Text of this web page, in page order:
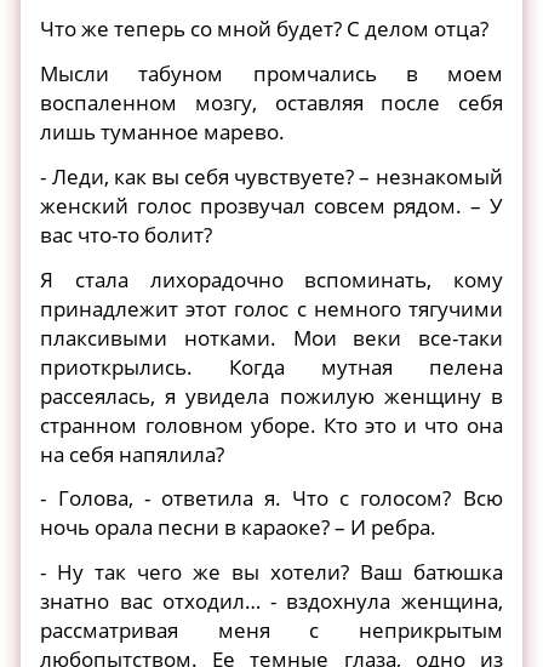
Что же теперь со мной будет? С делом отца?
Мысли табуном промчались в моем
воспаленном мозгу, оставляя после себя
лишь туманное марево.
- Леди, как вы себя чувствуете? – незнакомый
женский голос прозвучал совсем рядом. – У
вас что-то болит?
Я стала лихорадочно вспоминать, кому
принадлежит этот голос с немного тягучими
плаксивыми нотками. Мои веки все-таки
приоткрылись. Когда мутная пелена
рассеялась, я увидела пожилую женщину в
странном головном уборе. Кто это и что она
на себя напялила?
- Голова, - ответила я. Что с голосом? Всю
ночь орала песни в караоке? – И ребра.
- Ну так чего же вы хотели? Ваш батюшка
знатно вас отходил… - вздохнула женщина,
рассматривая меня с неприкрытым
любопытством. Ее темные глаза, одно из